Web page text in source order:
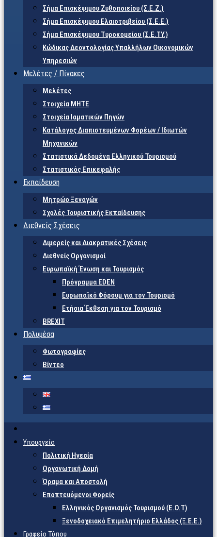
Σήμα Επισκέψιμου Ζυθοποιείου (Σ.Ε.Ζ.)
Σήμα Επισκέψιμου Ελαιοτριβείου (Σ.Ε.Ε.)
Σήμα Επισκέψιμου Τυροκομείου (Σ.Ε.TY.)
Κώδικας Δεοντολογίας Υπαλλήλων Οικονομικών
Υπηρεσιών
Μελέτες / Πίνακες
Μελέτες
Στοιχεία ΜΗΤΕ
Στοιχεία Ιαματικών Πηγών
Κατάλογος Διαπιστευμένων Φορέων / Ιδιωτών
Μηχανικών
Στατιστικά Δεδομένα Ελληνικού Τουρισμού
Στατιστικός Επικεφαλής
Εκπαίδευση
Μητρώο Ξεναγών
Σχολές Τουριστικής Εκπαίδευσης
Διεθνείς Σχέσεις
Διμερείς και Διακρατικές Σχέσεις
Διεθνείς Οργανισμοί
Ευρωπαϊκή Ένωση και Τουρισμός
Πρόγραμμα EDEN
Ευρωπαϊκό Φόρουμ για τον Τουρισμό
Ετήσια Έκθεση για τον Τουρισμό
BREXIT
Πολυμέσα
Φωτογραφίες
Βίντεο
Υπουργείο
Πολιτική Ηγεσία
Οργανωτική Δομή
Όραμα και Αποστολή
Εποπτευόμενοι Φορείς
Eλληνικός Οργανισμός Τουρισμού (Ε.Ο.Τ)
Ξενοδοχειακό Επιμελητήριο Ελλάδος (Ξ.Ε.Ε.)
Γραφείο Τύπου